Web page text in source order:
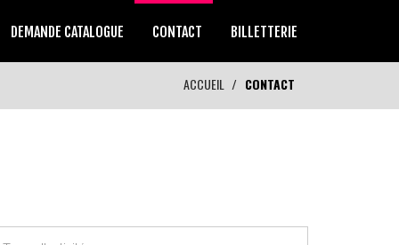
DEMANDE CATALOGUE CONTACT BILLETTERIE
ACCUEIL CONTACT